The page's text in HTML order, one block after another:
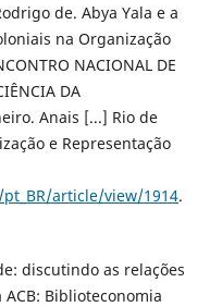
de. Abya Yala e a
na Organização
NACIONAL DE
DA
Anais [...] Rio de
e Representação
article/view/1914.
discutindo as relações
Biblioteconomia